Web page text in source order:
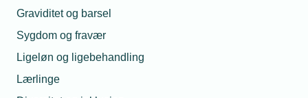
Graviditet og barsel
Sygdom og fravær
Ligeløn og ligebehandling
Lærlinge
Solcelleforening sammen med TEKNIQ og KL.
Arrangementet er gratis for medlemmer af Dansk